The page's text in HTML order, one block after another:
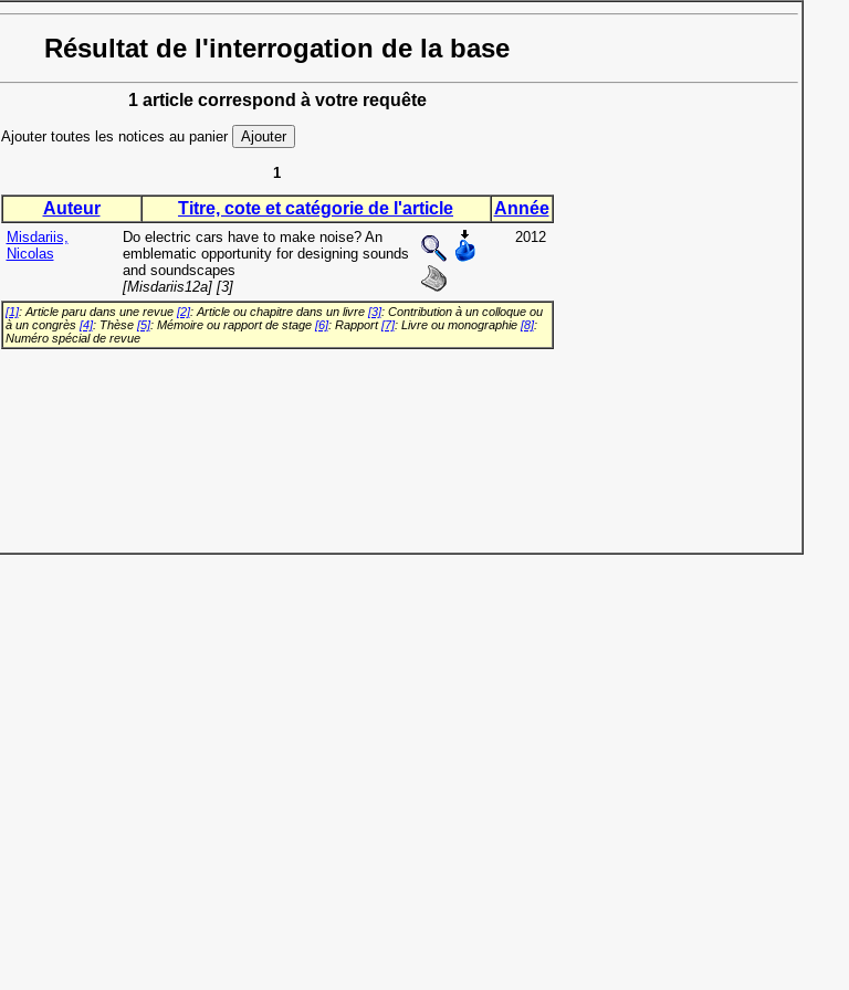
Résultat de l'interrogation de la base
1 article correspond à votre requête
Ajouter toutes les notices au panier
1
Auteur Titre, cote et catégorie de l'article Année
Misdariis,
Nicolas
Do electric cars have to make noise? An
emblematic opportunity for designing sounds
and soundscapes
[Misdariis12a] [3]
2012
[1]: Article paru dans une revue [2]: Article ou chapitre dans un livre [3]: Contribution à un colloque ou
à un congrès [4]: Thèse [5]: Mémoire ou rapport de stage [6]: Rapport[7]: Livre ou monographie [8]:
Numéro spécial de revue